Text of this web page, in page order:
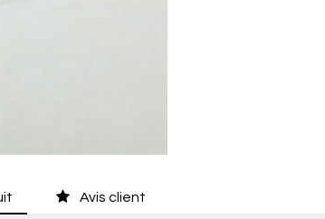
Avis client